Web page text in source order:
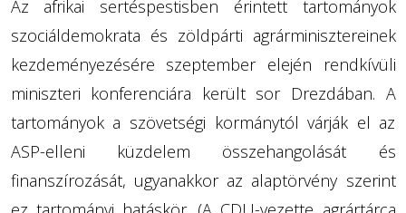
Az afrikai sertéspestisben érintett tartományok
szociáldemokrata és zöldpárti agrárminisztereinek
kezdeményezésére szeptember elején rendkívüli
miniszteri konferenciára került sor Drezdában. A
tartományok a szövetségi kormánytól várják el az
ASP-elleni küzdelem összehangolását és
finanszírozását, ugyanakkor az alaptörvény szerint